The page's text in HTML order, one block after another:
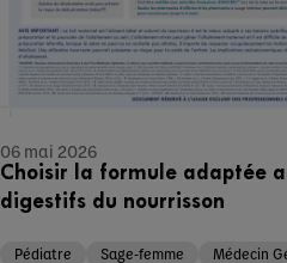
06 mai 2026
Choisir la formule adaptée
digestifs du nourrisson
Pédiatre Sage-femme Médecin